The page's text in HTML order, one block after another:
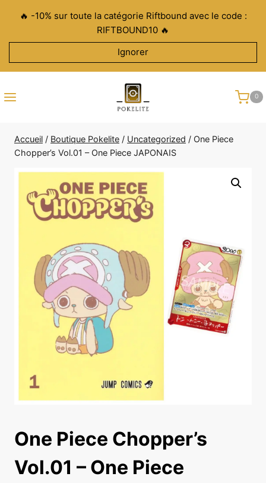
contenu
🔥 -10% sur toute la catégorie Riftbound avec le code :
RIFTBOUND10 🔥
Ignorer
0
Accueil / Boutique Pokelite / Uncategorized / One Piece
Chopper’s Vol.01 – One Piece JAPONAIS
One Piece Chopper’s
Vol.01 – One Piece